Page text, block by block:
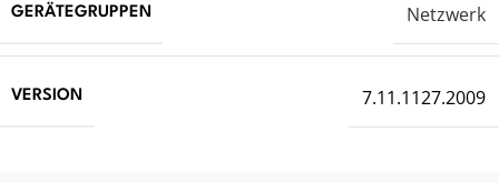
GERÄTEGRUPPEN Netzwerk
VERSION 7.11.1127.2009